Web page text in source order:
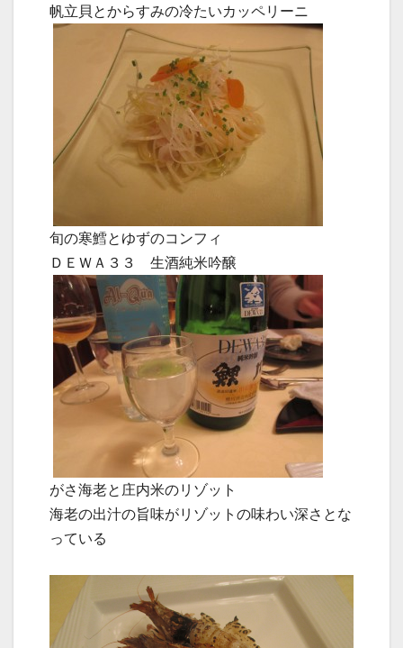
帆立貝とからすみの冷たいカッペリーニ
旬の寒鱈とゆずのコンフィ
ＤＥＷＡ３３ 生酒純米吟醸
がさ海老と庄内米のリゾット
海老の出汁の旨味がリゾットの味わい深さとな
っている